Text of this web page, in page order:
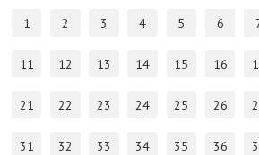
1 2 3 4 5 6
11 12 13 14 15 16
21 22 23 24 25 26
31 32 33 34 35 36